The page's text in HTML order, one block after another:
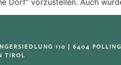
Dorf“ vorzustellen. Auch
110 | 6404 POLLING
TIROL